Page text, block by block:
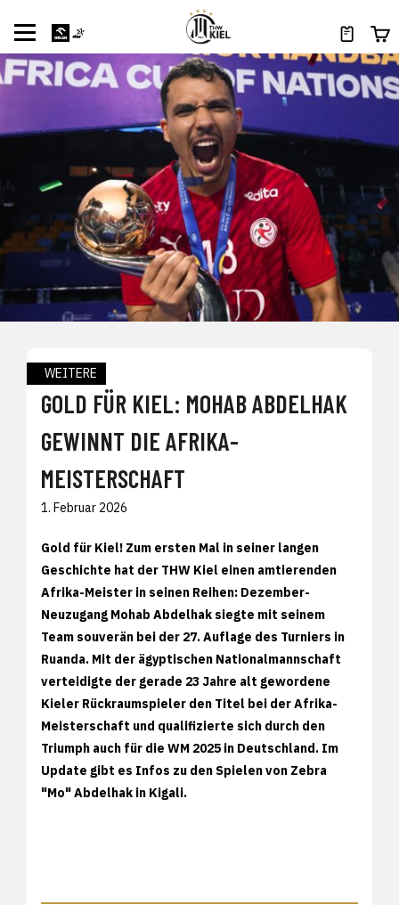
WEITERE
GOLD FÜR KIEL: MOHAB ABDELHAK
GEWINNT DIE AFRIKA-
MEISTERSCHAFT
1. Februar 2026
Gold für Kiel! Zum ersten Mal in seiner langen
Geschichte hat der THW Kiel einen amtierenden
Afrika-Meister in seinen Reihen: Dezember-
Neuzugang Mohab Abdelhak siegte mit seinem
Team souverän bei der 27. Auflage des Turniers in
Ruanda. Mit der ägyptischen Nationalmannschaft
verteidigte der gerade 23 Jahre alt gewordene
Kieler Rückraumspieler den Titel bei der Afrika-
Meisterschaft und qualifizierte sich durch den
Triumph auch für die WM 2025 in Deutschland. Im
Update gibt es Infos zu den Spielen von Zebra
"Mo" Abdelhak in Kigali.